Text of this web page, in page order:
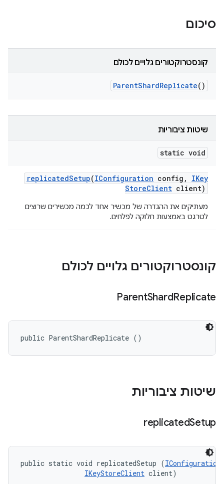
סיכום
קונסטרוקטורים גלויים לכולם
ParentShardReplicate()
שיטות ציבוריות
static void
replicatedSetup(IConfiguration config ,
IKey
StoreClient client)
מעתיקים את ההגדרה של מכשיר אחד לכמה מכשירים שרוצים
לטרגט באמצעות חלוקה לפלחים.
קונסטרוקטורים גלויים לכולם
ParentShardReplicate
public ParentShardReplicate ()
שיטות ציבוריות
replicatedSetup
public static void replicatedSetup (IConfiguration
IKeyStoreClient client)